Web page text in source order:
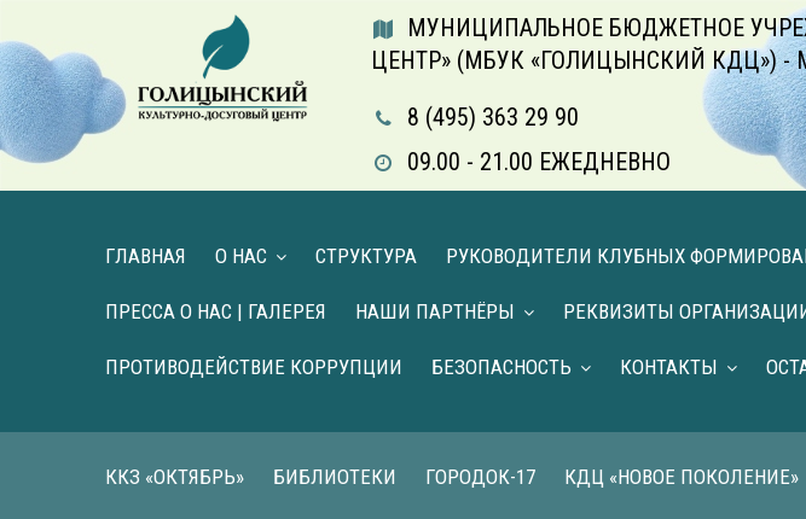
МУНИЦИПАЛЬНОЕ БЮДЖЕТНОЕ
ЦЕНТР» (МБУК «ГОЛИЦЫНСКИЙ КДЦ») -
8 (495) 363 29 90
09.00 - 21.00 ЕЖЕДНЕВНО
ГЛАВНАЯ О НАС СТРУКТУРА РУКОВОДИТЕЛИ КЛУБНЫХ
ПРЕССА О НАС | ГАЛЕРЕЯ НАШИ ПАРТНЁРЫ РЕКВИЗИТЫ
ПРОТИВОДЕЙСТВИЕ КОРРУПЦИИ БЕЗОПАСНОСТЬ КОНТАКТЫ
ККЗ «ОКТЯБРЬ» БИБЛИОТЕКИ ГОРОДОК-17 КДЦ «НОВОЕ ПОКОЛЕНИЕ»